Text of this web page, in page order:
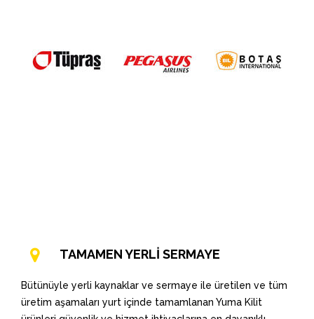
TAMAMEN YERLİ SERMAYE
Bütünüyle yerli kaynaklar ve sermaye ile üretilen ve tüm
üretim aşamaları yurt içinde tamamlanan Yuma Kilit